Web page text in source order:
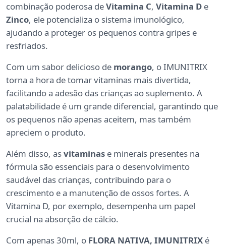
combinação poderosa deVitamina C, Vitamina D e
Zinco, ele potencializa o sistema imunológico,
ajudando a proteger os pequenos contra gripes e
resfriados.
Com um sabor delicioso de morango, o IMUNITRIX
torna a hora de tomar vitaminas mais divertida,
facilitando a adesão das crianças ao suplemento. A
palatabilidade é um grande diferencial, garantindo que
os pequenos não apenas aceitem, mas também
apreciem o produto.
Além disso, asvitaminas e minerais presentes na
fórmula são essenciais para o desenvolvimento
saudável das crianças, contribuindo para o
crescimento e a manutenção de ossos fortes. A
Vitamina D, por exemplo, desempenha um papel
crucial na absorção de cálcio.
Com apenas 30ml, o FLORA NATIVA, IMUNITRIX é